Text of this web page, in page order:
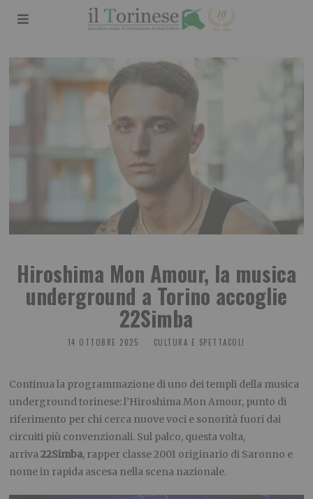
Hiroshima Mon Amour, la musica
underground a Torino accoglie
22Simba
14 OTTOBRE 2025 CULTURA E SPETTACOLI
Continua la programmazione di uno dei templi della musica
underground torinese: l’Hiroshima Mon Amour, punto di
riferimento per chi cerca nuove voci e sonorità fuori dai
circuiti più convenzionali. Sul palco, questa volta,
arriva22Simba, rapper classe 2001 originario di Saronno e
nome in rapida ascesa nella scena nazionale.